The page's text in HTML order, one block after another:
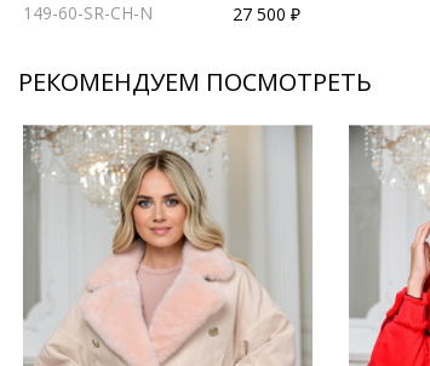
149-60-SR-CH-N
27 500 ₽
РЕКОМЕНДУЕМ ПОСМОТРЕТЬ